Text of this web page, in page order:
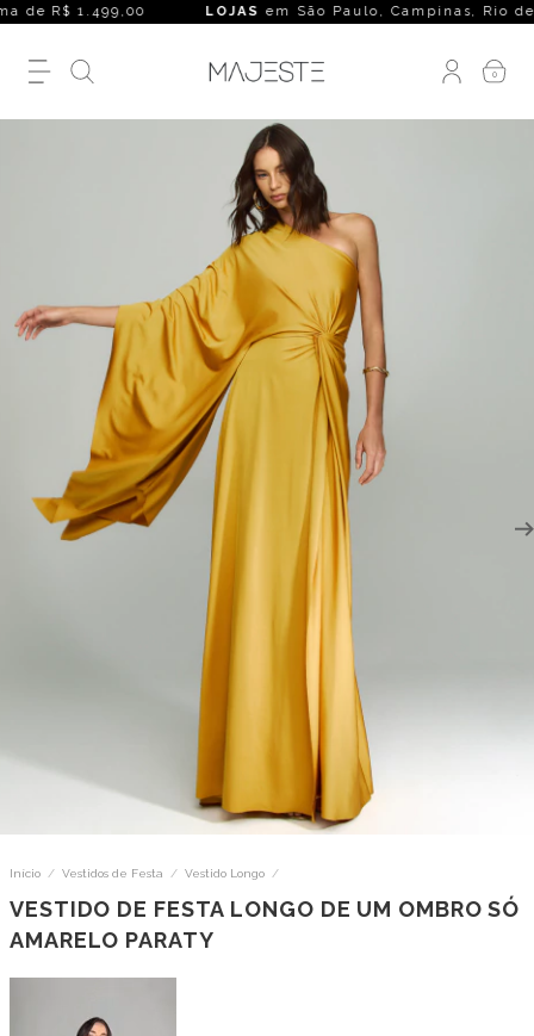
R$ 1.499,00 LOJASem São Paulo, Campinas, Rio de
0
Início / Vestidos de Festa / Vestido Longo /
VESTIDO DE FESTA LONGO DE UM OMBRO SÓ
AMARELO PARATY